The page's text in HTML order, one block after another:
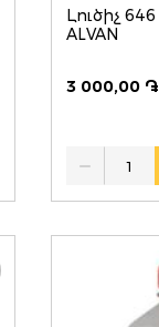
Լուծիչ 646 3լ UNIVERSAL
ALVAN
3 000,00 ֏